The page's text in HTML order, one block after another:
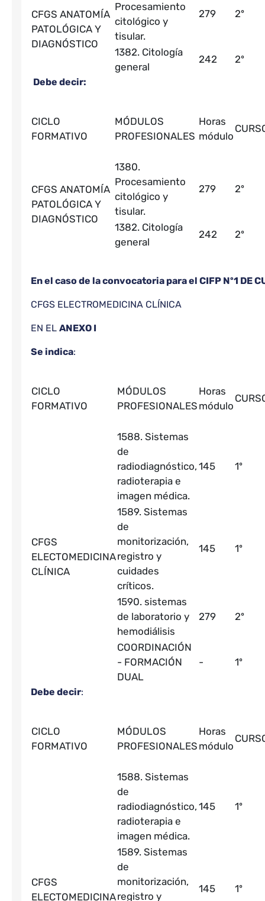
CFGS ANATOMÍA
PATOLÓGICA Y
DIAGNÓSTICO
Procesamiento
citológico y
tisular.
279 2º
1382. Citología
general
242 2º
Debe decir:
CICLO
FORMATIVO
MÓDULOS
PROFESIONALES
Horas
módulo
CFGS ANATOMÍA
PATOLÓGICA Y
DIAGNÓSTICO
1380.
Procesamiento
citológico y
tisular.
279 2º
1382. Citología
general
242 2º
En el caso de la convocatoria para el CIFP Nº1 DE
CFGS ELECTROMEDICINA CLÍNICA
EN EL ANEXO I
Se indica:
CICLO
FORMATIVO
MÓDULOS
PROFESIONALES
Horas
módulo
CFGS
ELECTOMEDICINA
CLÍNICA
1588. Sistemas
de
radiodiagnóstico,
radioterapia e
imagen médica.
145 1º
1589. Sistemas
de
monitorización,
registro y
cuidades
críticos.
145 1º
1590. sistemas
de laboratorio y
hemodiálisis
279 2º
COORDINACIÓN
- FORMACIÓN
DUAL
- 1º
Debe decir:
CICLO
FORMATIVO
MÓDULOS
PROFESIONALES
Horas
módulo
CFGS
ELECTOMEDICINA
1588. Sistemas
de
radiodiagnóstico,
radioterapia e
imagen médica.
145 1º
1589. Sistemas
de
monitorización,
registro y
145 1º